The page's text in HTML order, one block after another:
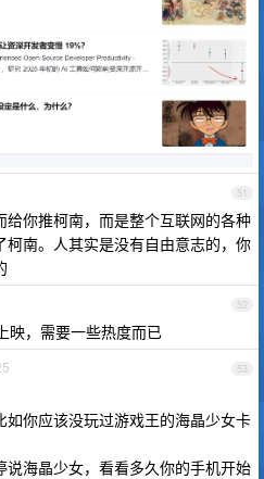
51
你推柯南，而是整个互联网的各种
南。人其实是没有自由意志的，你
52
映，需要一些热度而已
53
你应该没玩过游戏王的海晶少女卡
海晶少女，看看多久你的手机开始